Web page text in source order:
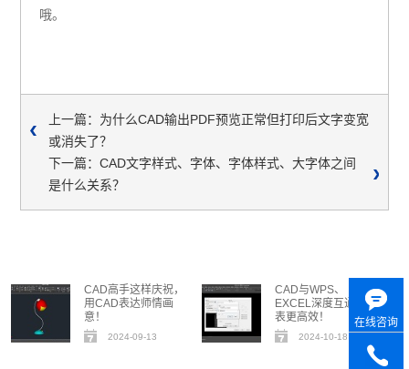
哦。
上一篇：为什么CAD输出PDF预览正常但打印后文字变宽
或消失了？
下一篇：CAD文字样式、字体、字体样式、大字体之间
是什么关系？
CAD高手这样庆祝，
用CAD表达师情画
意！
2024-09-13
CAD与WPS、
EXCEL深度互通，制
表更高效！
2024-10-18
在线咨询